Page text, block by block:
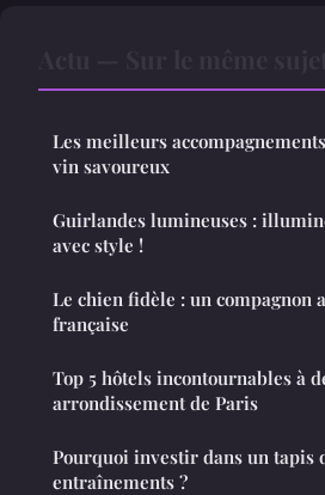
Les meilleurs
vin savoureux
Guirlandes lumineuses :
avec style !
Le chien fidèle : un compagnon
française
Top 5 hôtels incontournables à
arrondissement de Paris
Pourquoi investir dans un tapis
entraînements ?